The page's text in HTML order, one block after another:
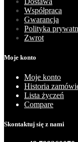
Współpraca
Gwarancja
Polityka
Zwrot
Moje konto
Moje konto
Historia
Lista życzeń
Compare
Skontaktuj się z nami